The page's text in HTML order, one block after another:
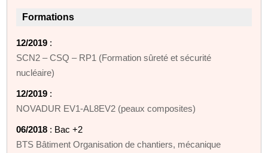
Formations
12/2019 :
SCN2 – CSQ – RP1 (Formation sûreté et sécurité
nucléaire)
12/2019 :
NOVADUR EV1-AL8EV2 (peaux composites)
06/2018 : Bac +2
BTS Bâtiment Organisation de chantiers, mécanique